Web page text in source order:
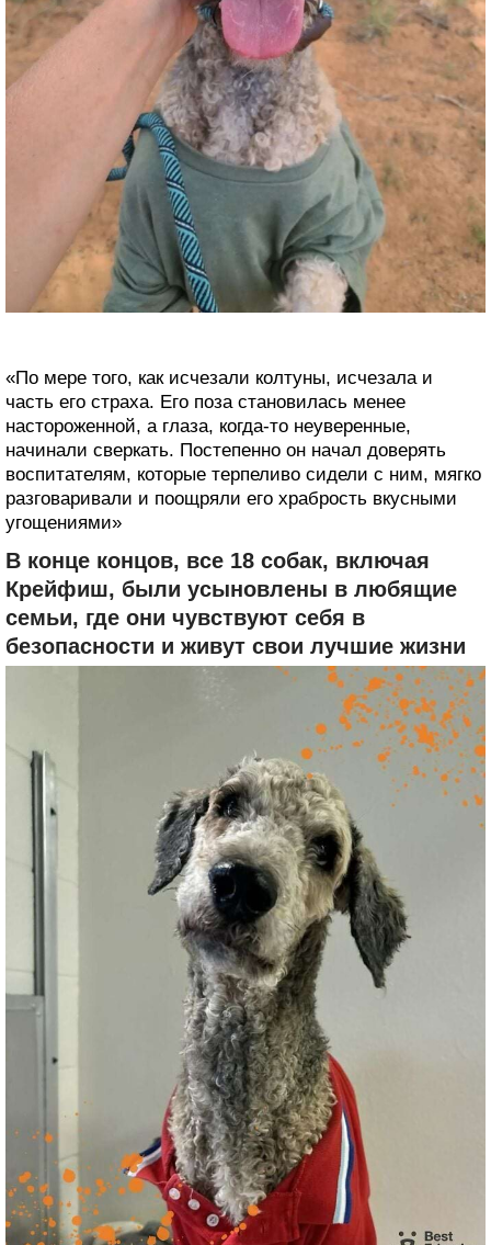
«По мере того, как исчезали колтуны, исчезала и
часть его страха. Его поза становилась менее
настороженной, а глаза, когда-то неуверенные,
начинали сверкать. Постепенно он начал доверять
воспитателям, которые терпеливо сидели с ним, мягко
разговаривали и поощряли его храбрость вкусными
угощениями»
В конце концов, все 18 собак, включая
Крейфиш, были усыновлены в любящие
семьи, где они чувствуют себя в
безопасности и живут свои лучшие жизни